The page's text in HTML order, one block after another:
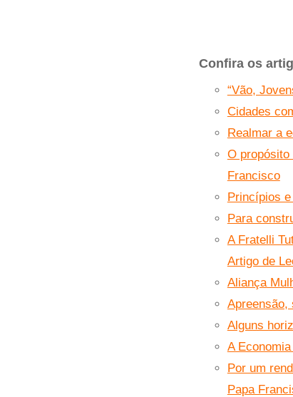
Confira os
“Vão,
Cidades
Realmar a
O propósito
Francisco
Princípios
Para
A Fratelli
Artigo de
Aliança
Apreensão,
Alguns
A
Por um
Papa